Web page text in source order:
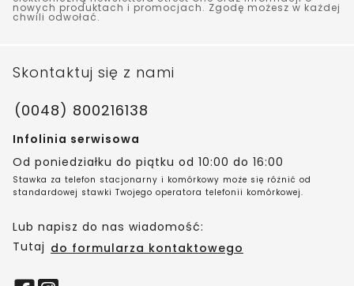
nowych produktach i promocjach. Zgodę możesz w każdej
chwili odwołać.
Skontaktuj się z nami
(0048) 800216138
Infolinia serwisowa
Od poniedziałku do piątku od 10:00 do 16:00
Stawka za telefon stacjonarny i komórkowy może się różnić od
standardowej stawki Twojego operatora telefonii komórkowej.
Lub napisz do nas wiadomość:
Tutaj do formularza kontaktowego